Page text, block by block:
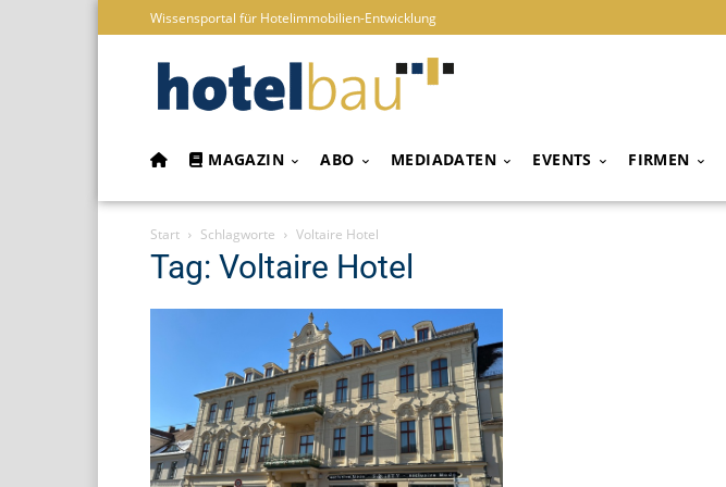
Wissensportal für Hotelimmobilien-Entwicklung
MAGAZIN ABO MEDIADATEN EVENTS FIRMEN
Start Schlagworte Voltaire Hotel
Tag: Voltaire Hotel